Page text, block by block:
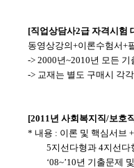
[직업상담사2급 자격시험
동영상강의+이론수험서+
-> 2000년~2010년 모든
-> 교재는 별도 구매시 각
[2011년 사회복지직/보호
* 내용 : 이론 및 핵심서브
5지선다형과 4지선다형
‘08~’10년 기출문제 및